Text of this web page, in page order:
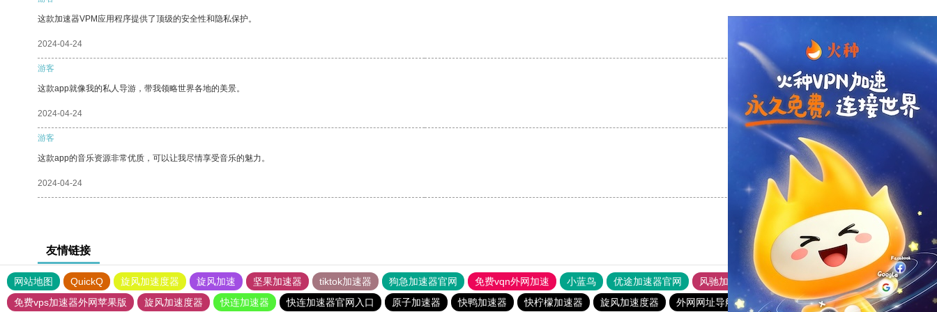
这款加速器VPM应用程序提供了顶级的安全性和隐私保护。
2024-04-24 支持
游客
这款app就像我的私人导游，带我领略世界各地的美景。
2024-04-24 支持[0] 反对[0]
游客
这款app的音乐资源非常优质，可以让我尽情享受音乐的魅力。
2024-04-24 支持[0] 反对[0]
友情链接
网站地图 QuickQ 旋风加速度器 旋风加速 坚果加速器 tiktok加速器 狗急加速器官网 免费vqn外网加速 小蓝鸟 优途加速器官网 风驰加速器
旋风加速器
免费vps加速器外网苹果版
旋风加速度器 快连加速器 快连加速器官网入口 原子加速器 快鸭加速器 快柠檬加速器 旋风加速度器 外网网址导航 软件中心 银河加速器